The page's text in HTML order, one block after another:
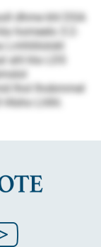
dhme khl DSA
homeelo 3:2-
Lmhliilolokl
kla LDS
lhol lhobmmel
Lhlhl.